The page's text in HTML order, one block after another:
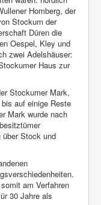
Homberg, der
Stockum der
Düren die
Oespel, Kley und
zwei Adelshäuser:
Haus zur
Stockumer Mark,
auf einige Reste
Mark wurde nach
über Stock und
am Verfahren
30 Jahre als